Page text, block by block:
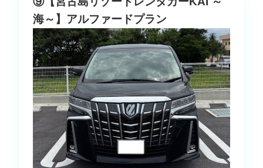
海～】アルファードプラン